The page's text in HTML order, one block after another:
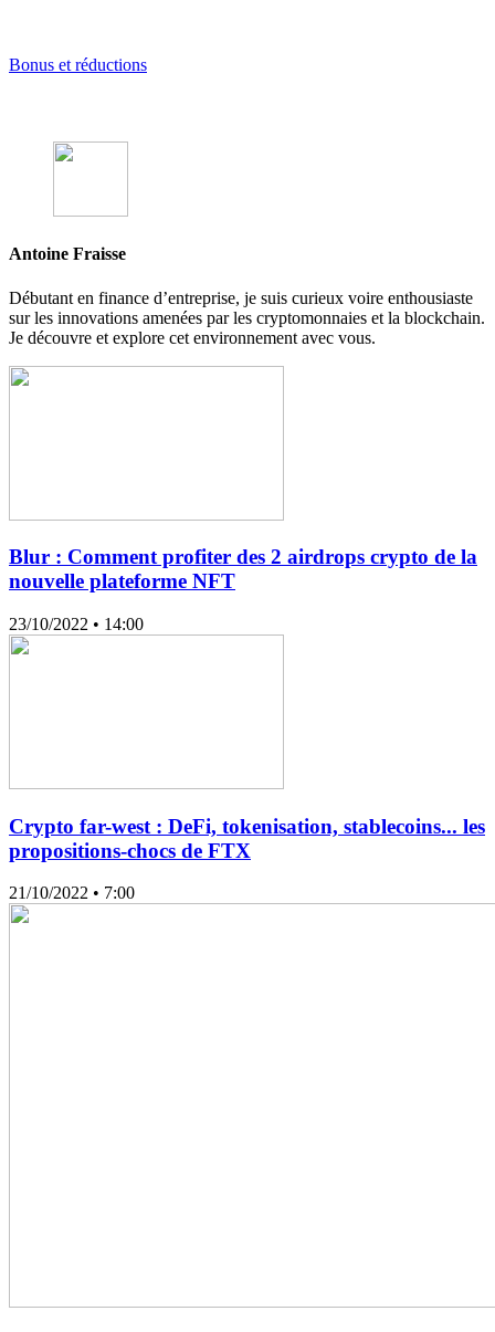
Bonus et réductions
Antoine Fraisse
Débutant en finance d’entreprise, je suis curieux voire enthousiaste
sur les innovations amenées par les cryptomonnaies et la blockchain.
Je découvre et explore cet environnement avec vous.
Blur : Comment profiter des 2 airdrops crypto de la
nouvelle plateforme NFT
23/10/2022 • 14:00
Crypto far-west : DeFi, tokenisation, stablecoins... les
propositions-chocs de FTX
21/10/2022 • 7:00